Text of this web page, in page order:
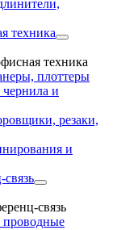
техника
техника
плоттеры
и
резаки,
и
связь
проводные